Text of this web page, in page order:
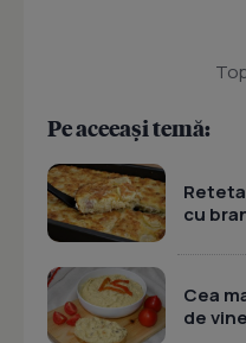
Pe aceeași temă:
cu
Cea
de